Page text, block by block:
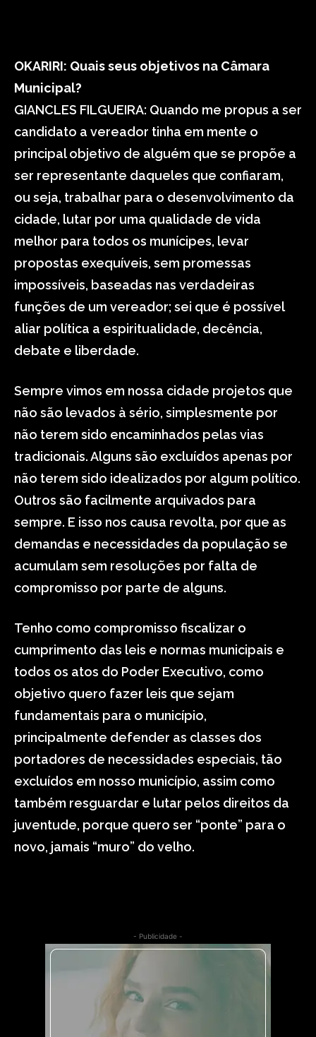
OKARIRI: Quais seus objetivos na Câmara
Municipal?
GIANCLES FILGUEIRA: Quando me propus a ser
candidato a vereador tinha em mente o
principal objetivo de alguém que se propõe a
ser representante daqueles que confiaram,
ou seja, trabalhar para o desenvolvimento da
cidade, lutar por uma qualidade de vida
melhor para todos os munícipes, levar
propostas exequíveis, sem promessas
impossíveis, baseadas nas verdadeiras
funções de um vereador; sei que é possível
aliar política a espiritualidade, decência,
debate e liberdade.
Sempre vimos em nossa cidade projetos que
não são levados à sério, simplesmente por
não terem sido encaminhados pelas vias
tradicionais. Alguns são excluídos apenas por
não terem sido idealizados por algum político.
Outros são facilmente arquivados para
sempre. E isso nos causa revolta, por que as
demandas e necessidades da população se
acumulam sem resoluções por falta de
compromisso por parte de alguns.
Tenho como compromisso fiscalizar o
cumprimento das leis e normas municipais e
todos os atos do Poder Executivo, como
objetivo quero fazer leis que sejam
fundamentais para o município,
principalmente defender as classes dos
portadores de necessidades especiais, tão
excluídos em nosso município, assim como
também resguardar e lutar pelos direitos da
juventude, porque quero ser “ponte” para o
novo, jamais “muro” do velho.
- Publicidade -